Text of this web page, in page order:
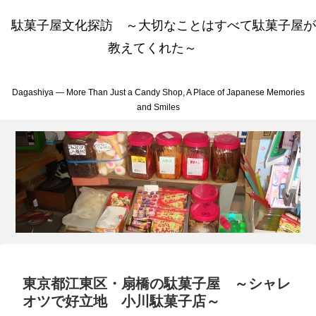
駄菓子屋文化探訪 ～大切なことはすべて駄菓子屋が
教えてくれた～
Dagashiya — More Than Just a Candy Shop, A Place of Japanese Memories
and Smiles
東京都江東区・扇橋の駄菓子屋 ～シャレ
オツで好立地 小川駄菓子店～